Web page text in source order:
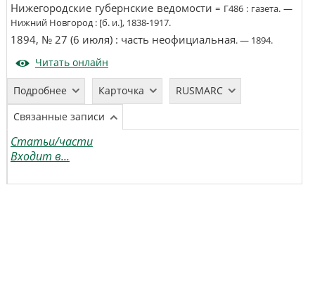
Нижегородские губернские ведомости = Г486 : газета. —
Нижний Новгород:[б. и.],1838-1917.
1894, № 27 (6 июля) : часть неофициальная. —1894.
Читать онлайн
Подробнее Карточка
RUSMARC
Связанные записи
Статьи/части
Входит в...